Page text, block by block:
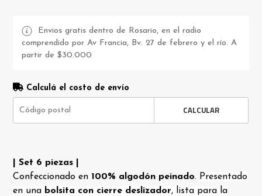
Envios gratis dentro de Rosario, en el radio
comprendido por Av Francia, Bv. 27 de febrero y el río. A
partir de $30.000
Calculá el costo de envío
CALCULAR
| Set 6 piezas |
Confeccionado en 100% algodón peinado. Presentado
en una bolsita con cierre deslizador, lista para la